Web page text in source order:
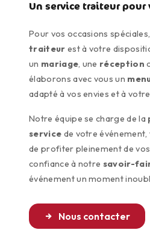
Un service traiteur pour
Pour vos occasions
traiteur est à votre
un mariage , une réception
élaborons avec vous un
adapté à vos envies et à
Notre équipe se charge de la
service de votre
de profiter pleinement de
confiance à notre savoir-
événement un moment
Nous contacter